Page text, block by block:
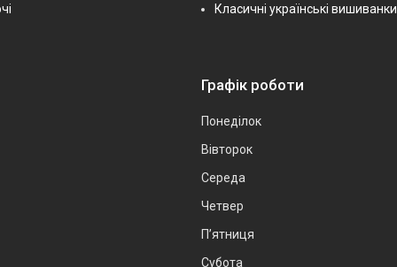
Класичні українські вишиванки
Графік роботи
Понеділок
Вівторок
Середа
Четвер
Пʼятниця
Субота